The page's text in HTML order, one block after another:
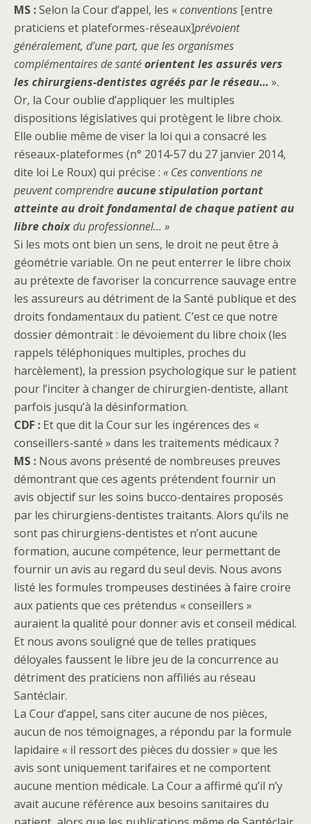
MS :Selon la Cour d’appel, les «conventions [entre
praticiens et plateformes-réseaux]prévoient
généralement, d’une part, que les organismes
complémentaires de santéorientent les assurés vers
les chirurgiens-dentistes agréés par le réseau… ».
Or, la Cour oublie d’appliquer les multiples
dispositions législatives qui protègent le libre choix.
Elle oublie même de viser la loi qui a consacré les
réseaux-plateformes (n° 2014-57 du 27 janvier 2014,
dite loi Le Roux) qui précise : « Ces conventions ne
peuvent comprendreaucune stipulation portant
atteinte au droit fondamental de chaque patient au
libre choixdu professionnel… »
Si les mots ont bien un sens, le droit ne peut être à
géométrie variable. On ne peut enterrer le libre choix
au prétexte de favoriser la concurrence sauvage entre
les assureurs au détriment de la Santé publique et des
droits fondamentaux du patient. C’est ce que notre
dossier démontrait : le dévoiement du libre choix (les
rappels téléphoniques multiples, proches du
harcèlement), la pression psychologique sur le patient
pour l’inciter à changer de chirurgien-dentiste, allant
parfois jusqu’à la désinformation.
CDF : Et que dit la Cour sur les ingérences des «
conseillers-santé » dans les traitements médicaux ?
MS : Nous avons présenté de nombreuses preuves
démontrant que ces agents prétendent fournir un
avis objectif sur les soins bucco-dentaires proposés
par les chirurgiens-dentistes traitants. Alors qu’ils ne
sont pas chirurgiens-dentistes et n’ont aucune
formation, aucune compétence, leur permettant de
fournir un avis au regard du seul devis. Nous avons
listé les formules trompeuses destinées à faire croire
aux patients que ces prétendus « conseillers »
auraient la qualité pour donner avis et conseil médical.
Et nous avons souligné que de telles pratiques
déloyales faussent le libre jeu de la concurrence au
détriment des praticiens non affiliés au réseau
Santéclair.
La Cour d’appel, sans citer aucune de nos pièces,
aucun de nos témoignages, a répondu par la formule
lapidaire « il ressort des pièces du dossier » que les
avis sont uniquement tarifaires et ne comportent
aucune mention médicale. La Cour a affirmé qu’il n’y
avait aucune référence aux besoins sanitaires du